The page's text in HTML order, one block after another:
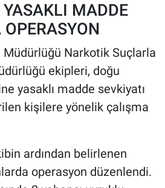
YASAKLI MADDE
Narkotik Suçlarla
ekipleri, doğu
yasaklı madde sevkiyatı
kişilere yönelik çalışma
ardından belirlenen
operasyon düzenlendi.